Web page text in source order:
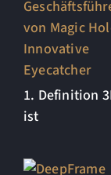
1. Definition
ist